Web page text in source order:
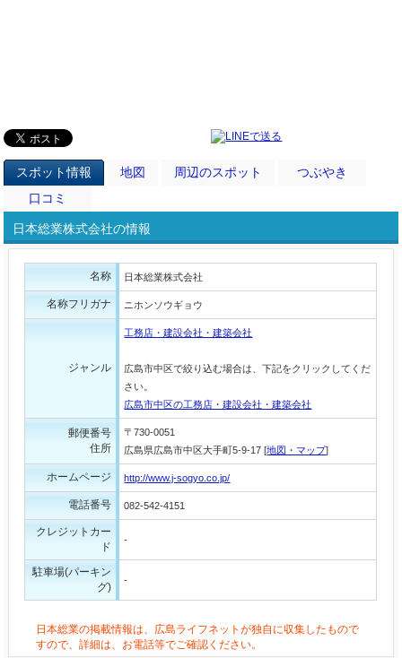
スポット情報 地図 周辺のスポット
つぶやき
口コミ
日本総業株式会社の情報
名称 日本総業株式会社
名称フリガナ ニホンソウギョウ
ジャンル
工務店・建設会社・建築会社
広島市中区で絞り込む場合は、下記をクリックしてくだ
さい。
広島市中区の工務店・建設会社・建築会社
郵便番号
住所
〒730-0051
広島県広島市中区大手町5-9-17 [地図・マップ]
ホームページ http://www.j-sogyo.co.jp/
電話番号 082-542-4151
クレジットカー
ド
-
駐車場(パーキン
グ)
-
日本総業の掲載情報は、広島ライフネットが独自に収集したもので
すので、詳細は、お電話等でご確認ください。